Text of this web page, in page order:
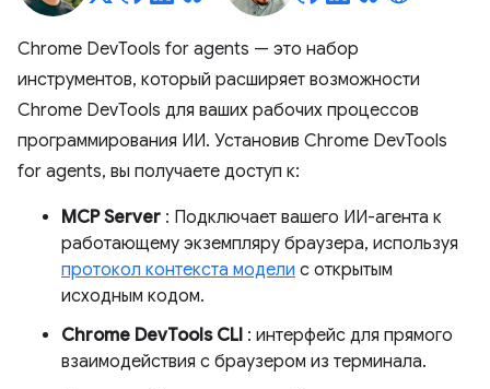
Chrome DevTools for agents — это набор
инструментов, который расширяет возможности
Chrome DevTools для ваших рабочих процессов
программирования ИИ. Установив Chrome DevTools
for agents, вы получаете доступ к:
MCP Server : Подключает вашего ИИ-агента к
работающему экземпляру браузера, используя
протокол контекста модели с открытым
исходным кодом.
Chrome DevTools CLI : интерфейс для прямого
взаимодействия с браузером из терминала.